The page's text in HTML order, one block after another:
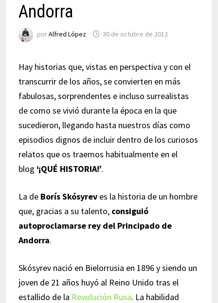
Andorra
porAlfred López 30 de octubre de 2012
Hay historias que, vistas en perspectiva y con el
transcurrir de los años, se convierten en más
fabulosas, sorprendentes e incluso surrealistas
de como se vivió durante la época en la que
sucedieron, llegando hasta nuestros días como
episodios dignos de incluir dentro de los curiosos
relatos que os traemos habitualmente en el
blog ‘¡QUÉ HISTORIA!’.
La de Borís Skósyreves la historia de un hombre
que, gracias a su talento, consiguió
autoproclamarse rey del Principado de
Andorra.
Skósyrev nació en Bielorrusia en 1896 y siendo un
joven de 21 años huyó al Reino Unido tras el
estallido de la Revolución Rusa. La habilidad